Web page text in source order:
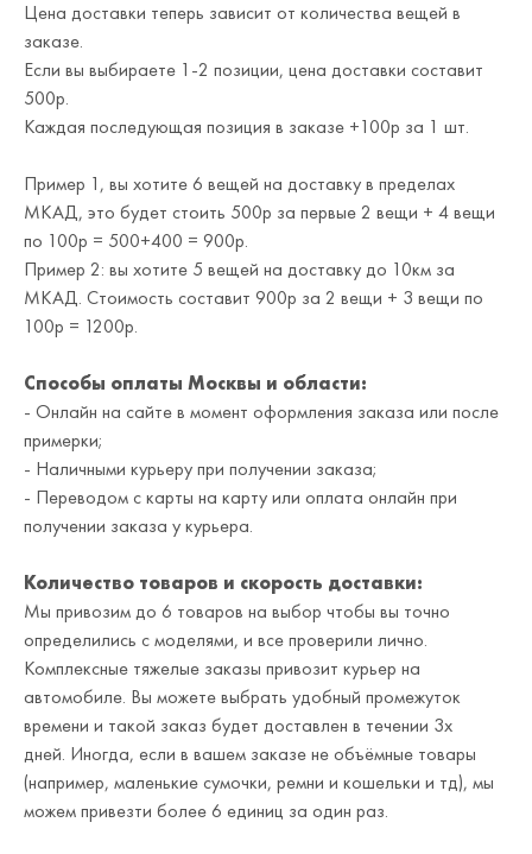
Цена доставки теперь зависит от количества вещей в
заказе.
Если вы выбираете 1-2 позиции, цена доставки составит
500р.
Каждая последующая позиция в заказе +100р за 1 шт.
Пример 1, вы хотите 6 вещей на доставку в пределах
МКАД, это будет стоить 500р за первые 2 вещи + 4 вещи
по 100р = 500+400 = 900р.
Пример 2: вы хотите 5 вещей на доставку до 10км за
МКАД. Стоимость составит 900р за 2 вещи + 3 вещи по
100р = 1200р.
Способы оплаты Москвы и области:
- Онлайн на сайте в момент оформления заказа или после
примерки;
- Наличными курьеру при получении заказа;
- Переводом с карты на карту или оплата онлайн при
получении заказа у курьера.
Количество товаров и скорость доставки:
Мы привозим до 6 товаров на выбор чтобы вы точно
определились с моделями, и все проверили лично.
Комплексные тяжелые заказы привозит курьер на
автомобиле. Вы можете выбрать удобный промежуток
времени и такой заказ будет доставлен в течении 3х
дней. Иногда, если в вашем заказе не объёмные товары
(например, маленькие сумочки, ремни и кошельки и тд), мы
можем привезти более 6 единиц за один раз.